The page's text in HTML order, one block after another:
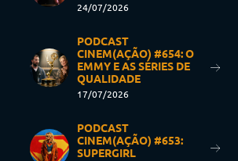
24/07/2026
PODCAST
CINEM(AÇÃO) #654: O
EMMY E AS SÉRIES DE
QUALIDADE
17/07/2026
PODCAST
CINEM(AÇÃO) #653:
SUPERGIRL